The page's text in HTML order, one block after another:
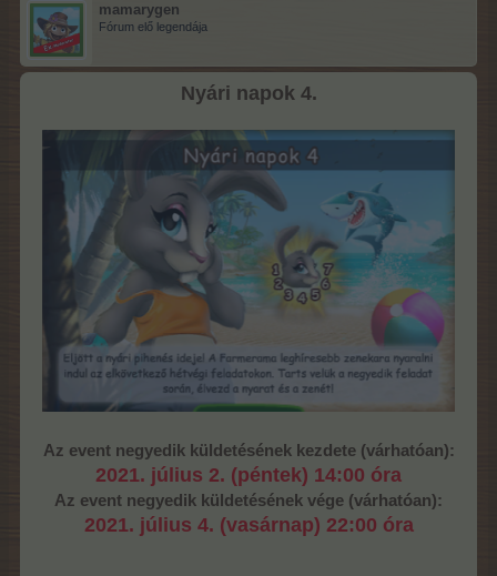
mamarygen
Fórum elő legendája
Nyári napok 4.
Az event negyedik küldetésének kezdete (várhatóan):
2021. július 2. (péntek) 14:00 óra
Az event negyedik küldetésének vége (várhatóan):
2021. július 4. (vasárnap) 22:00 óra